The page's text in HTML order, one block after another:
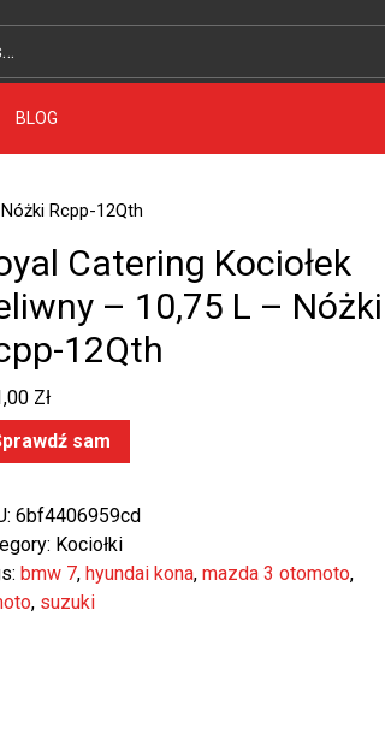
BLOG
Rcpp-12Qth
Catering Kociołek
– 10,75 L – Nóżki
12Qth
Zł
sam
6bf4406959cd
Kociołki
bmw 7, hyundai kona, mazda 3 otomoto,
, suzuki